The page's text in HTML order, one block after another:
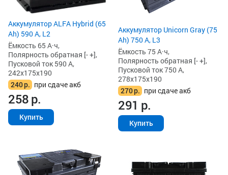
Аккумулятор ALFA Hybrid (65
Ah) 590 А, L2
Ёмкость 65 А·ч,
Полярность обратная [- +],
Пусковой ток 590 А,
242x175x190
240р. при сдаче акб
258р.
Купить
Аккумулятор Unicorn Gray (75
Ah) 750 А, L3
Ёмкость 75 А·ч,
Полярность обратная [- +],
Пусковой ток 750 А,
278x175x190
270р. при сдаче акб
291 р.
Купить